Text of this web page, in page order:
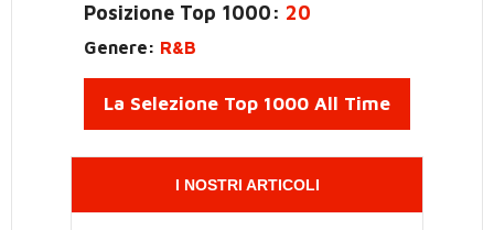
Posizione Top 1000: 20
Genere: R&B
La Selezione Top 1000 All Time
I NOSTRI ARTICOLI